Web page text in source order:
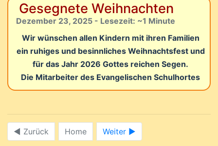
Gesegnete Weihnachten
Dezember 23, 2025 - Lesezeit: ~1 Minute
Wir wünschen allen Kindern mit ihren Familien
ein ruhiges und besinnliches Weihnachtsfest und
für das Jahr 2026 Gottes reichen Segen.
Die Mitarbeiter des Evangelischen Schulhortes
◀ Zurück Home Weiter ►